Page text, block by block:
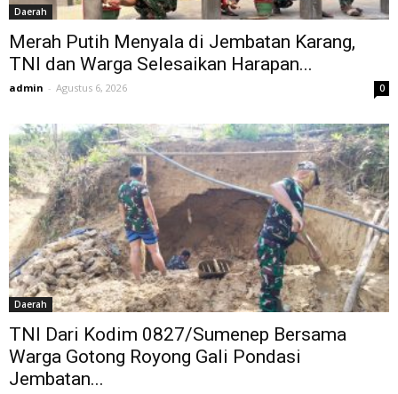
Daerah
Merah Putih Menyala di Jembatan Karang,
TNI dan Warga Selesaikan Harapan...
admin - Agustus 6, 2026 0
Daerah
TNI Dari Kodim 0827/Sumenep Bersama
Warga Gotong Royong Gali Pondasi
Jembatan...